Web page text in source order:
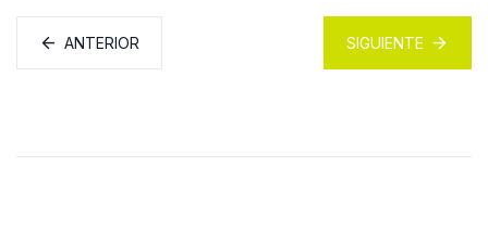
ANTERIOR SIGUIENTE